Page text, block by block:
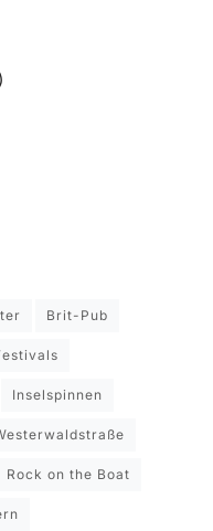
Brit-Pub
Festivals
Inselspinnen
Rock on the Boat